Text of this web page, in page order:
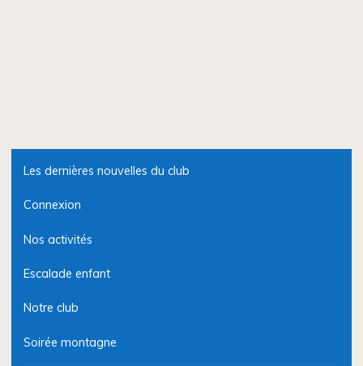
Les dernières nouvelles du club
Connexion
Nos activités
Escalade enfant
Notre club
Soirée montagne